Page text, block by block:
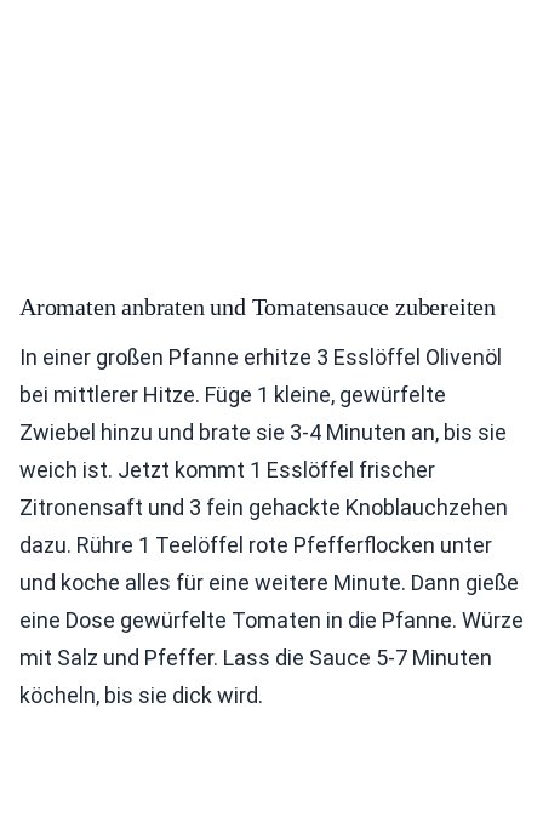
Aromaten anbraten und Tomatensauce zubereiten
In einer großen Pfanne erhitze 3 Esslöffel Olivenöl
bei mittlerer Hitze. Füge 1 kleine, gewürfelte
Zwiebel hinzu und brate sie 3-4 Minuten an, bis sie
weich ist. Jetzt kommt 1 Esslöffel frischer
Zitronensaft und 3 fein gehackte Knoblauchzehen
dazu. Rühre 1 Teelöffel rote Pfefferflocken unter
und koche alles für eine weitere Minute. Dann gieße
eine Dose gewürfelte Tomaten in die Pfanne. Würze
mit Salz und Pfeffer. Lass die Sauce 5-7 Minuten
köcheln, bis sie dick wird.